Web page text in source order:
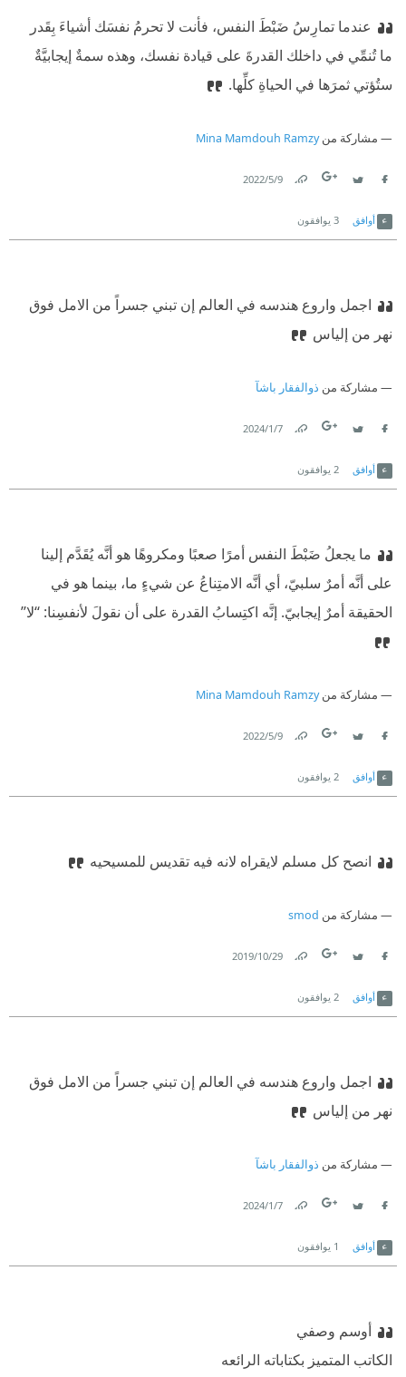
عندما تمارِسُ ضَبْطَ النفس، فأنت لا تحرمُ نفسَك أشياءَ بِقَدر
ما تُنمِّي في داخلك القدرةَ على قيادة نفسك، وهذه سمةٌ إيجابيَّةٌ
ستُؤتي ثمرَها في الحياةِ كلِّها.
مشاركة منMina Mamdouh Ramzy
9‏/5‏/2022
أوافق 3 يوافقون
اجمل واروع هندسه في العالم إن تبني جسراً من الامل فوق
نهر من إلياس
مشاركة من ذوالفقار باشآ
7‏/1‏/2024
أوافق 2 يوافقون
ما يجعلُ ضَبْطَ النفس أمرًا صعبًا ومكروهًا هو أنَّه يُقَدَّم إلينا
على أنَّه أمرٌ سلبيّ، أي أنَّه الامتِناعُ عن شيءٍ ما، بينما هو في
الحقيقة أمرٌ إيجابيّ. إنَّه اكتِسابُ القدرة على أن نقولَ لأنفسِنا: ‘‘لا’’
مشاركة منMina Mamdouh Ramzy
9‏/5‏/2022
أوافق 2 يوافقون
انصح كل مسلم لايقراه لانه فيه تقديس للمسيحيه
مشاركة من smod
29‏/10‏/2019
أوافق 2 يوافقون
اجمل واروع هندسه في العالم إن تبني جسراً من الامل فوق
نهر من إلياس
مشاركة من ذوالفقار باشآ
7‏/1‏/2024
أوافق 1 يوافقون
أوسم وصفي
الكاتب المتميز بكتاباته الرائعه